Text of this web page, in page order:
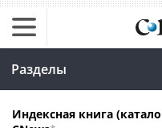
Разделы
Индексная книга